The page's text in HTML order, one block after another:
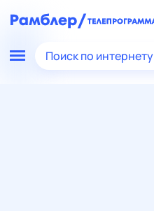
Поиск по интернету